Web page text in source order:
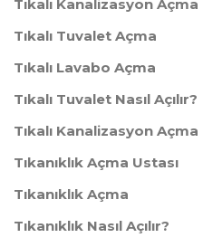
Tıkalı Kanalizasyon Açma
Tıkalı Tuvalet Açma
Tıkalı Lavabo Açma
Tıkalı Tuvalet Nasıl Açılır?
Tıkalı Kanalizasyon Açma
Tıkanıklık Açma Ustası
Tıkanıklık Açma
Tıkanıklık Nasıl Açılır?